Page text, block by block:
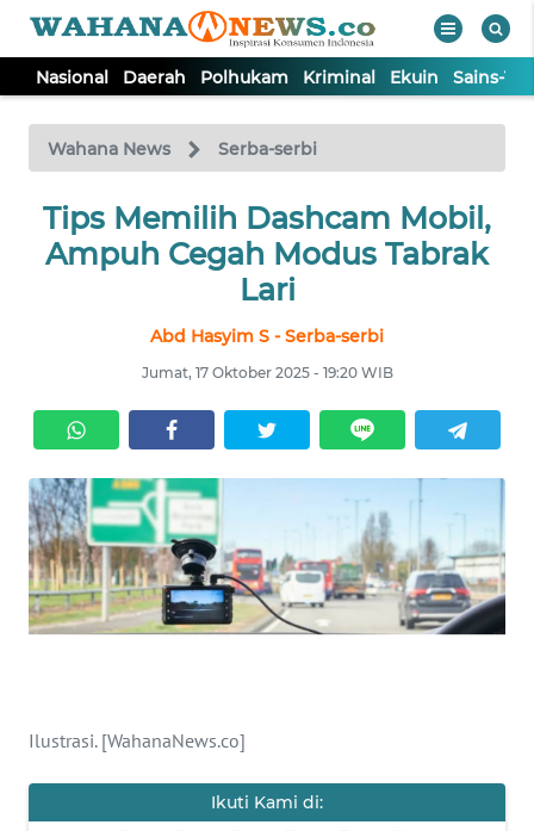
Nasional Daerah Polhukam Kriminal Ekuin Sains-
Wahana News Serba-serbi
Tips Memilih Dashcam Mobil,
Ampuh Cegah Modus Tabrak
Lari
Abd Hasyim S - Serba-serbi
Jumat, 17 Oktober 2025 - 19:20 WIB
Ilustrasi. [WahanaNews.co]
Ikuti Kami di:
TV
Tutup
NASIONAL
KRIMINAL
EKUIN
SAINS-TEKNO
KESEHATAN
SERBA-SERBI